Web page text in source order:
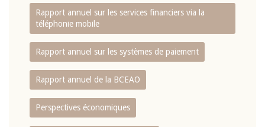
Rapport annuel sur les services financiers via la
téléphonie mobile
Rapport annuel sur les systèmes de paiement
Rapport annuel de la BCEAO
Perspectives économiques